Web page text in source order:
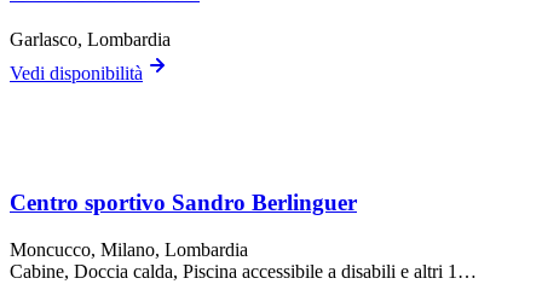
Garlasco, Lombardia
Vedi disponibilità
Centro sportivo Sandro Berlinguer
Moncucco, Milano, Lombardia
Cabine, Doccia calda, Piscina accessibile a disabili e altri 1…